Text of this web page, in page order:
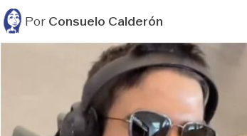
PorConsuelo Calderón